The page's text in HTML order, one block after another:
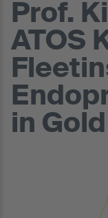
Prof.
ATOS
in Gold